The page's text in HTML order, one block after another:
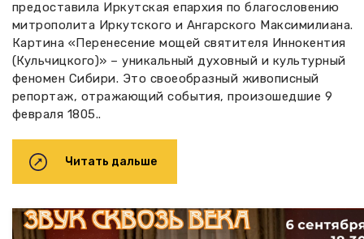
предоставила Иркутская епархия по благословению
митрополита Иркутского и Ангарского Максимилиана.
Картина «Перенесение мощей святителя Иннокентия
(Кульчицкого)» – уникальный духовный и культурный
феномен Сибири. Это своеобразный живописный
репортаж, отражающий события, произошедшие 9
февраля 1805..
Читать дальше